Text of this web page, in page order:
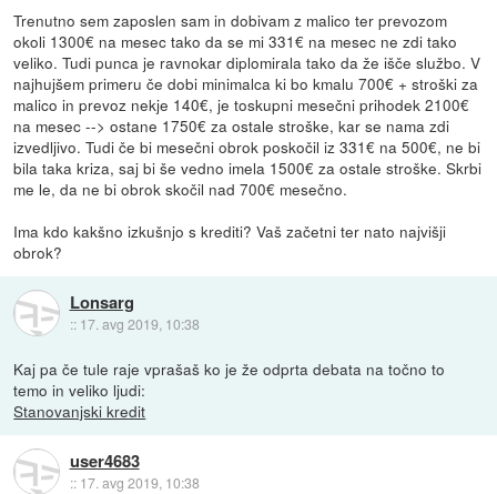
Trenutno sem zaposlen sam in dobivam z malico ter prevozom
okoli 1300€ na mesec tako da se mi 331€ na mesec ne zdi tako
veliko. Tudi punca je ravnokar diplomirala tako da že išče službo. V
najhujšem primeru če dobi minimalca ki bo kmalu 700€ + stroški za
malico in prevoz nekje 140€, je toskupni mesečni prihodek 2100€
na mesec --> ostane 1750€ za ostale stroške, kar se nama zdi
izvedljivo. Tudi če bi mesečni obrok poskočil iz 331€ na 500€, ne bi
bila taka kriza, saj bi še vedno imela 1500€ za ostale stroške. Skrbi
me le, da ne bi obrok skočil nad 700€ mesečno.
Ima kdo kakšno izkušnjo s krediti? Vaš začetni ter nato najvišji
obrok?
Lonsarg
:: 17. avg 2019, 10:38
Kaj pa če tule raje vprašaš ko je že odprta debata na točno to
temo in veliko ljudi:
Stanovanjski kredit
user4683
:: 17. avg 2019, 10:38